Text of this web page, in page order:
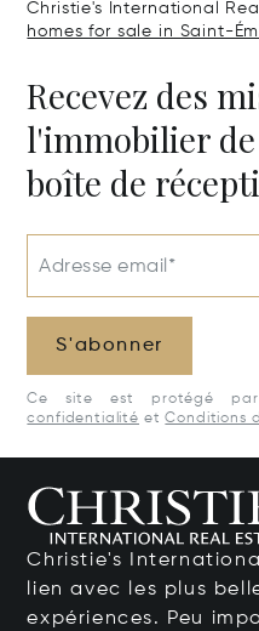
Christie's International
homes for sale in Saint-
Recevez des
l'immobilier
boîte de
Adresse email*
S'abonner
Ce site est protégé par
confidentialité etConditions
Christie's
lien avec les plus
expériences. Peu